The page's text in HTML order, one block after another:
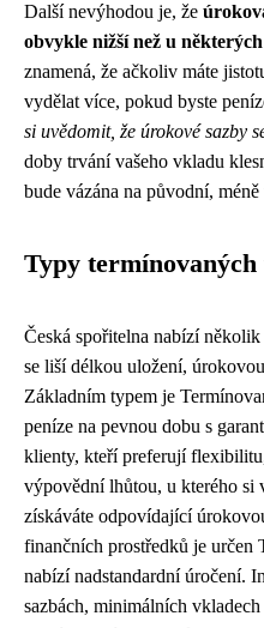
Další nevýhodou je, že
obvykle nižší než u
znamená, že ačkoliv máte
vydělat více, pokud byste
si uvědomit, že úrokové sazby
doby trvání vašeho vkladu
bude vázána na původní,
Typy
Česká spořitelna nabízí
se liší délkou uložení,
Základním typem je
peníze na pevnou dobu s
klienty, kteří preferují
výpovědní lhůtou, u kterého
získáváte odpovídající
finančních prostředků je určen
nabízí nadstandardní úročení.
sazbách, minimálních